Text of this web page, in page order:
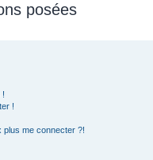
posées
!
!
plus me connecter ?!